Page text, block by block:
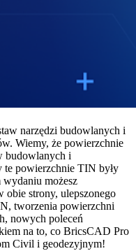
narzędzi budowlanych i
Wiemy, że powierzchnie
budowlanych i
te powierzchnie TIN były
możesz
obie strony, ulepszonego
tworzenia powierzchni
nowych poleceń
na to, co BricsCAD Pro
Civil i geodezyjnym!